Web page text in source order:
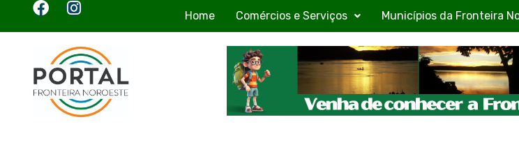
Home Comércios e Serviços Municípios da Fronteira